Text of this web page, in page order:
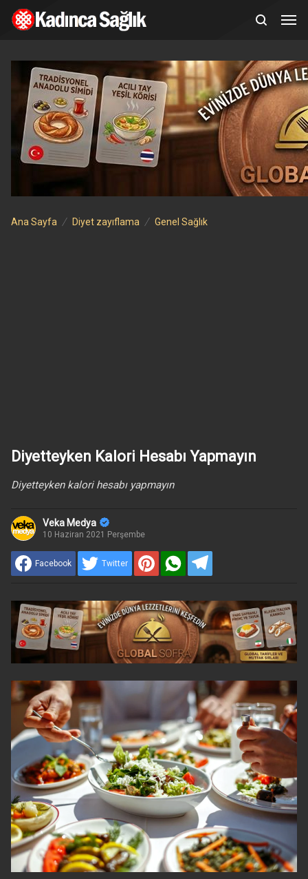
Ana Sayfa Diyet zayıflama Genel Sağlık
Diyetteyken Kalori Hesabı Yapmayın
Diyetteyken kalori hesabı yapmayın
Veka Medya
10 Haziran 2021 Perşembe
Facebook Twitter